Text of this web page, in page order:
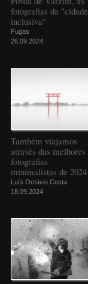
fotografias da "cidade
inclusiva"
Fugas
26.09.2024
Também viajamos
através das melhores
fotografias
minimalistas de 2024
Luís Octávio Costa
18.09.2024